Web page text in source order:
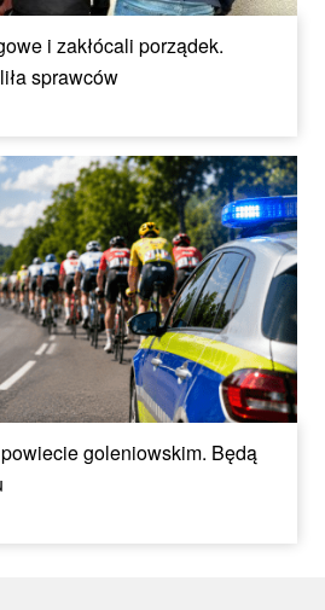
i zakłócali porządek.
sprawców
goleniowskim. Będą